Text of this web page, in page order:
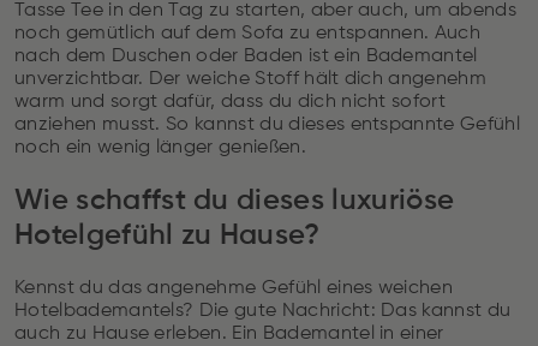
Tasse Tee in den Tag zu starten, aber auch, um abends
noch gemütlich auf dem Sofa zu entspannen. Auch
nach dem Duschen oder Baden ist ein Bademantel
unverzichtbar. Der weiche Stoff hält dich angenehm
warm und sorgt dafür, dass du dich nicht sofort
anziehen musst. So kannst du dieses entspannte Gefühl
noch ein wenig länger genießen.
Wie schaffst du dieses luxuriöse
Hotelgefühl zu Hause?
Kennst du das angenehme Gefühl eines weichen
Hotelbademantels? Die gute Nachricht: Das kannst du
auch zu Hause erleben. Ein Bademantel in einer